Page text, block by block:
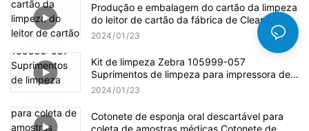
Produção e embalagem do cartão da limpeza
do leitor de cartão da fábrica de Cleanmo
2024 01 23
Kit de limpeza Zebra 105999-057
Suprimentos de limpeza para impressora de
cartões
2024 01 23
Cotonete de esponja oral descartável para
coleta de amostras médicas Cotonete de